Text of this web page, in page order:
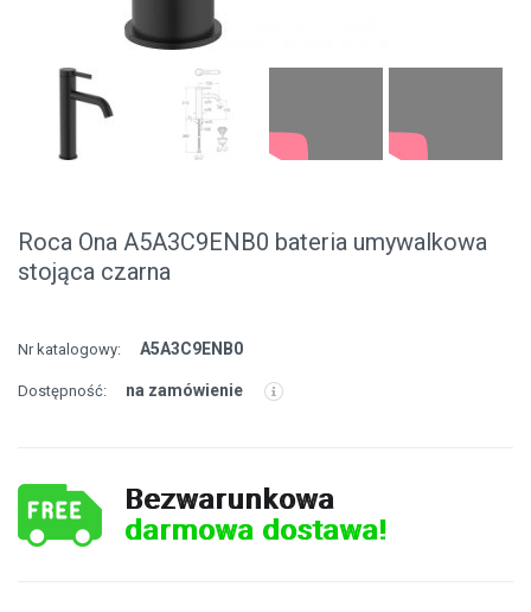
Roca Ona A5A3C9ENB0 bateria umywalkowa
stojąca czarna
Nr katalogowy: A5A3C9ENB0
Dostępność: na zamówienie
Bezwarunkowa
darmowa dostawa!